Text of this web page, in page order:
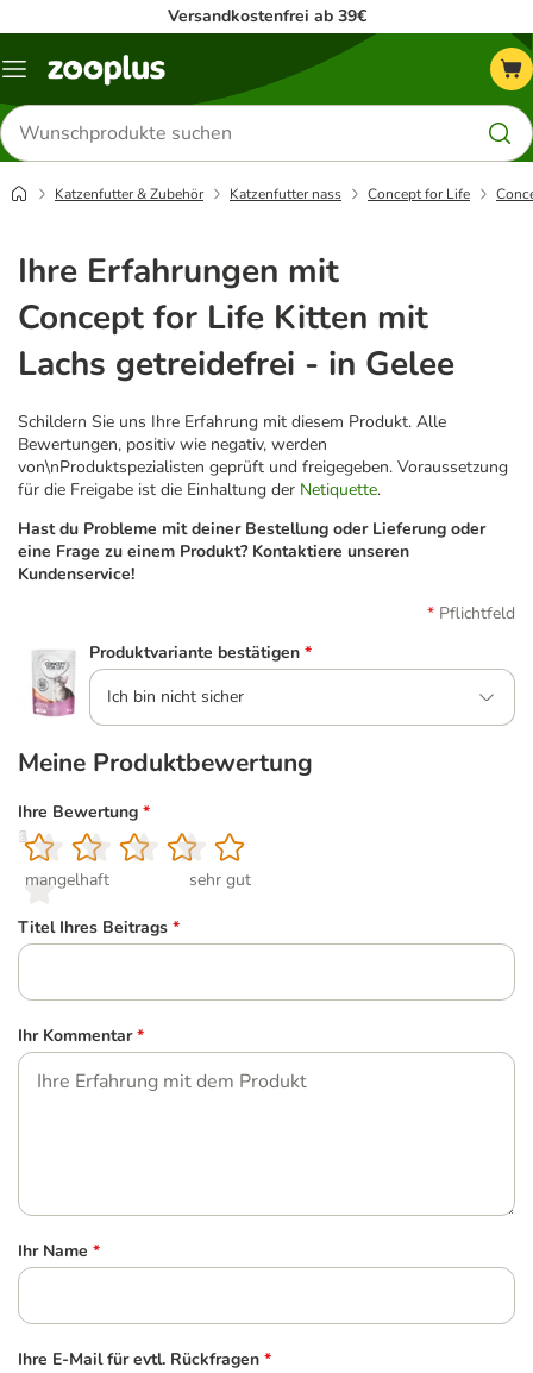
Versandkostenfrei ab 39€
Menü
Produkte
suchen
Katzenfutter & Zubehör Katzenfutter nass Concept for Life
Ihre Erfahrungen mit
Concept for Life Kitten mit
Lachs getreidefrei - in Gelee
Schildern Sie uns Ihre Erfahrung mit diesem Produkt. Alle
Bewertungen, positiv wie negativ, werden
von\nProduktspezialisten geprüft und freigegeben. Voraussetzung
für die Freigabe ist die Einhaltung der Netiquette.
Hast du Probleme mit deiner Bestellung oder Lieferung oder
eine Frage zu einem Produkt? Kontaktiere unseren
Kundenservice!
Pflichtfeld
Produktvariante bestätigen *
Ich bin nicht sicher
Meine Produktbewertung
Ihre Bewertung *
1
mangelhaft
2
3
4
5
sehr gut
Titel Ihres Beitrags *
Ihr Kommentar *
Ihr Name *
Ihre E-Mail für evtl. Rückfragen *